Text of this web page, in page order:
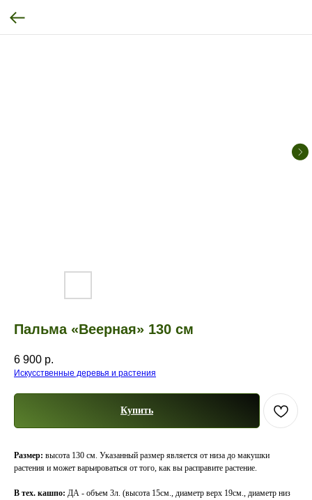
Пальма «Веерная» 130 см
6 900 р.
Искусственные деревья и растения
Купить
Размер: высота 130 см. Указанный размер является от низа до макушки
растения и может варьироваться от того, как вы расправите растение.
В тех. кашпо: ДА - объем 3л. (высота 15см., диаметр верх 19см., диаметр низ